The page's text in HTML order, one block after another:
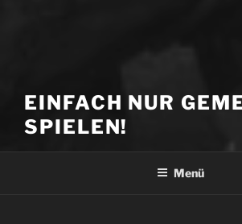
EINFACH NUR
SPIELEN!
Menü